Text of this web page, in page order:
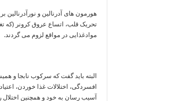
هورمون های آدرنالین و
تحریک قلب، اتساع عروق کرونر (که
موادغذایی در مواقع لزوم می گردند.
البته باید گفت که سرکوب نابجا و
افسردگی، اختلالات غذا خوردن،
آسیب رسان به خود و همچنین اختلال